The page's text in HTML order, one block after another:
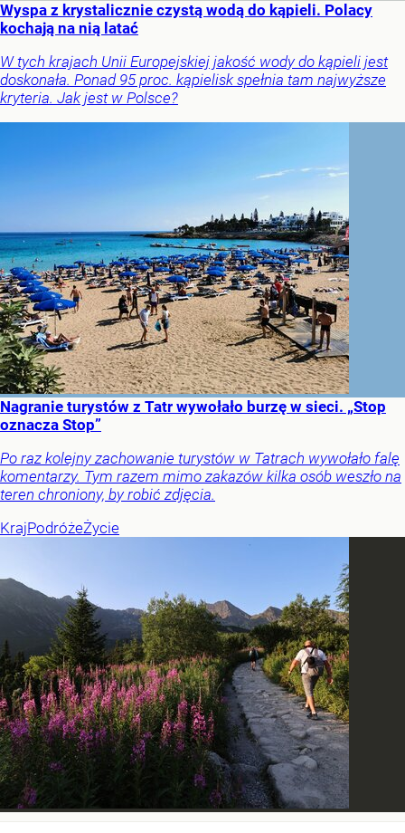
Wyspa z krystalicznie czystą wodą do kąpieli. Polacy
kochają na nią latać
W tych krajach Unii Europejskiej jakość wody do kąpieli jest
doskonała. Ponad 95 proc. kąpielisk spełnia tam najwyższe
kryteria. Jak jest w Polsce?
Nagranie turystów z Tatr wywołało burzę w sieci. „Stop
oznacza Stop”
Po raz kolejny zachowanie turystów w Tatrach wywołało falę
komentarzy. Tym razem mimo zakazów kilka osób weszło na
teren chroniony, by robić zdjęcia.
KrajPodróżeŻycie